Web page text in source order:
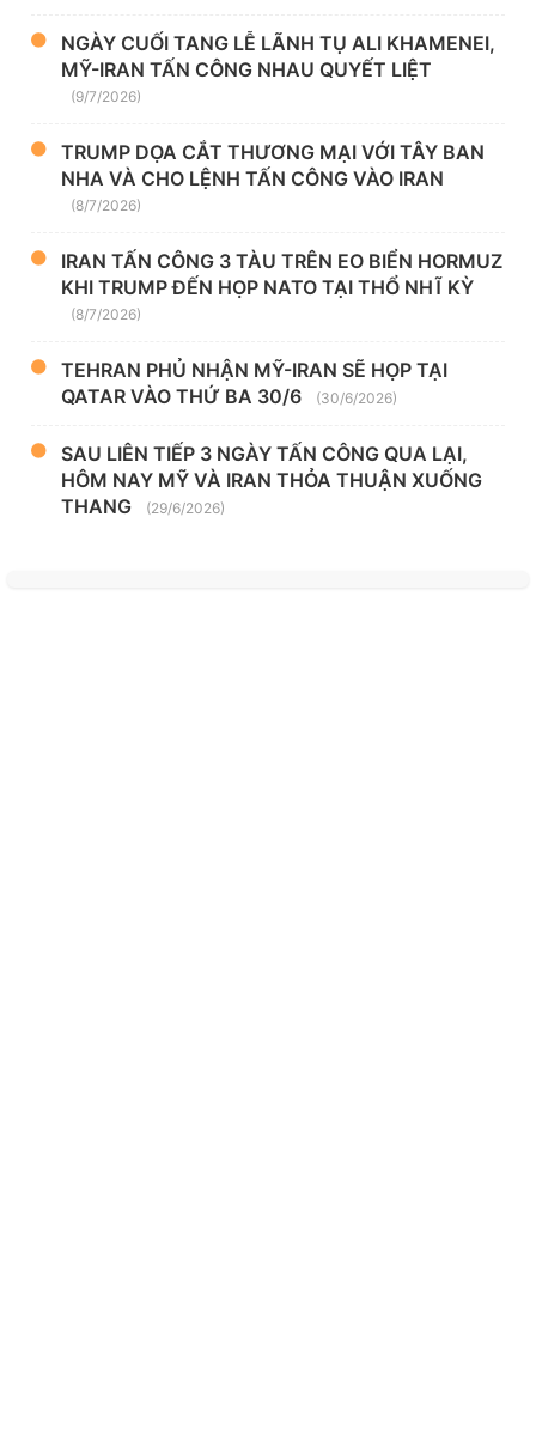
NGÀY CUỐI TANG LỄ LÃNH TỤ ALI KHAMENEI,
MỸ-IRAN TẤN CÔNG NHAU QUYẾT LIỆT
(9/7/2026)
TRUMP DỌA CẮT THƯƠNG MẠI VỚI TÂY BAN
NHA VÀ CHO LỆNH TẤN CÔNG VÀO IRAN
(8/7/2026)
IRAN TẤN CÔNG 3 TÀU TRÊN EO BIỂN HORMUZ
KHI TRUMP ĐẾN HỌP NATO TẠI THỔ NHĨ KỲ
(8/7/2026)
TEHRAN PHỦ NHẬN MỸ-IRAN SẼ HỌP TẠI
QATAR VÀO THỨ BA 30/6
(30/6/2026)
SAU LIÊN TIẾP 3 NGÀY TẤN CÔNG QUA LẠI,
HÔM NAY MỸ VÀ IRAN THỎA THUẬN XUỐNG
THANG
(29/6/2026)